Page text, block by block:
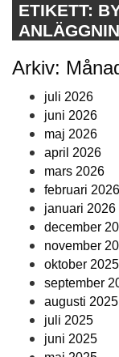
ETIKETT:
Arkiv:
juli 2026
juni 2026
maj 2026
april 2026
mars 2026
februari 2026
januari 2026
december
november
oktober 2025
september
augusti 2025
juli 2025
juni 2025